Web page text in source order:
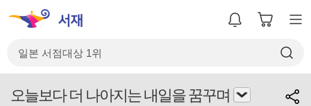
오늘보다 더 나아지는 내일을 꿈꾸며